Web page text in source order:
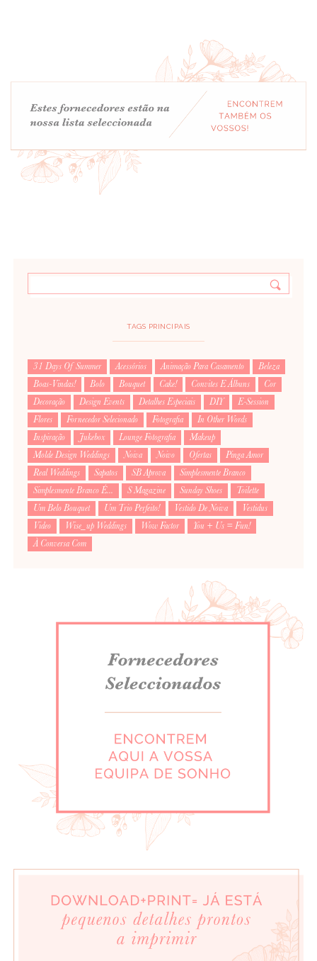
TAGS PRINCIPAIS
31 Days Of Summer Acessórios Animação Para Casamento
Beleza
Boas-Vindas!
Bolo Bouquet Cake! Convites E Álbuns
Cor
Decoração
Design Events Detalhes Especiais DIY
E-Session
Flores
Fornecedor Selecionado Fotografia
In Other Words
Inspiração
Jukebox Lounge Fotografia
Makeup
Molde Design Weddings
Noiva Noivo Ofertas
Pinga Amor
Real Weddings
Sapatos SB Aprova
Simplesmente Branco
Simplesmente Branco É...
S Magazine Sunday Shoes
Toilette
Um Belo Bouquet
Um Trio Perfeito! Vestido De Noiva
Vestidus
Video
Wise_up Weddings Wow Factor
You + Us = Fun!
À Conversa Com